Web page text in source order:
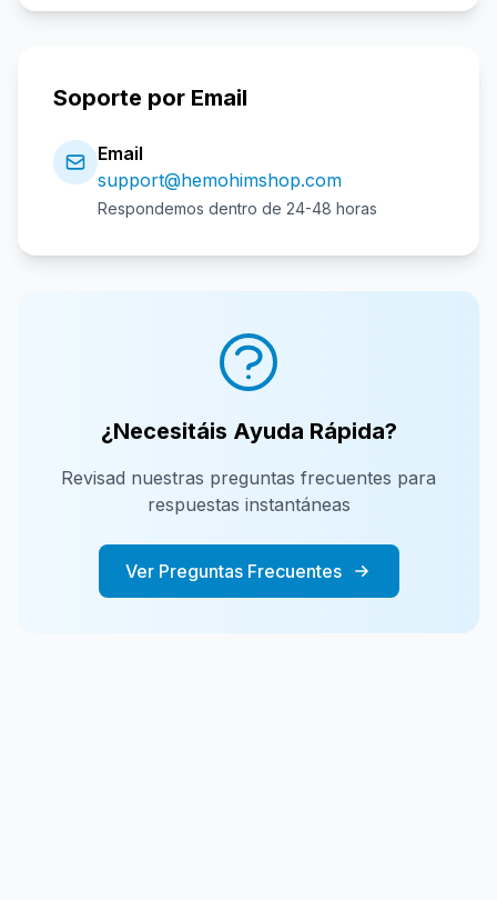
Soporte por Email
Email
support@hemohimshop.com
Respondemos dentro de 24-48 horas
¿Necesitáis Ayuda Rápida?
Revisad nuestras preguntas frecuentes para
respuestas instantáneas
Ver Preguntas Frecuentes